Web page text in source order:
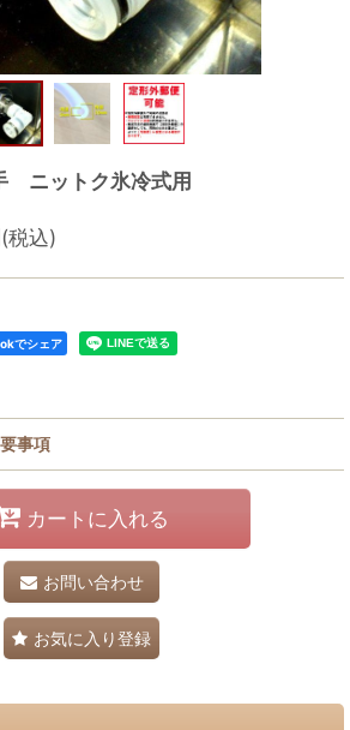
ニットク氷冷式用
(税込)
でシェア
事項
カートに入れる
お問い合わせ
お気に入り登録